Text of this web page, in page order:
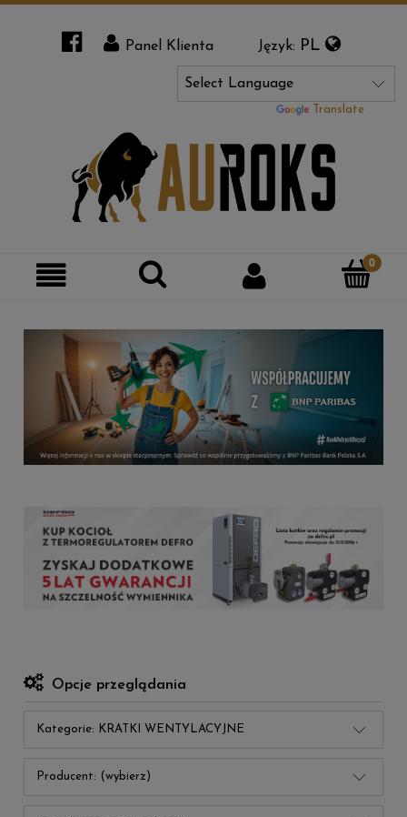
Panel Klienta Język: PL
Powered by Translate
Opcje przeglądania
Kategorie: KRATKI WENTYLACYJNE
Producent: (wybierz)